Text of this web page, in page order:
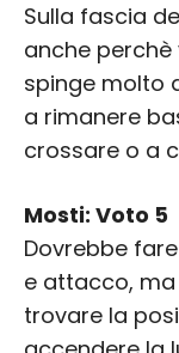
Sulla fascia
anche
spinge molto
a rimanere
crossare o a
Mosti: Voto 5
Dovrebbe
e attacco,
trovare la